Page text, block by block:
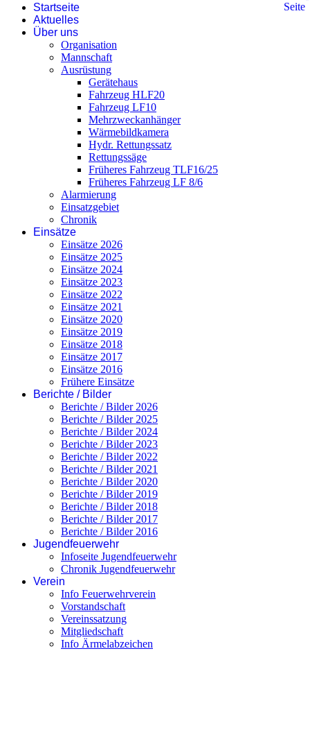
Startseite
Aktuelles
Über uns
Organisation
Mannschaft
Ausrüstung
Gerätehaus
Fahrzeug HLF20
Fahrzeug LF10
Mehrzweckanhänger
Wärmebildkamera
Hydr. Rettungssatz
Rettungssäge
Früheres Fahrzeug TLF16/25
Früheres Fahrzeug LF 8/6
Alarmierung
Einsatzgebiet
Chronik
Einsätze
Einsätze 2026
Einsätze 2025
Einsätze 2024
Einsätze 2023
Einsätze 2022
Einsätze 2021
Einsätze 2020
Einsätze 2019
Einsätze 2018
Einsätze 2017
Einsätze 2016
Frühere Einsätze
Berichte / Bilder
Berichte / Bilder 2026
Berichte / Bilder 2025
Berichte / Bilder 2024
Berichte / Bilder 2023
Berichte / Bilder 2022
Berichte / Bilder 2021
Berichte / Bilder 2020
Berichte / Bilder 2019
Berichte / Bilder 2018
Berichte / Bilder 2017
Berichte / Bilder 2016
Jugendfeuerwehr
Infoseite Jugendfeuerwehr
Chronik Jugendfeuerwehr
Verein
Info Feuerwehrverein
Vorstandschaft
Vereinssatzung
Mitgliedschaft
Info Ärmelabzeichen